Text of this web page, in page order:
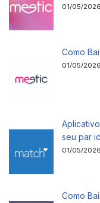
01/05/2026
Como
01/05/2026
seu par
01/05/2026
Como